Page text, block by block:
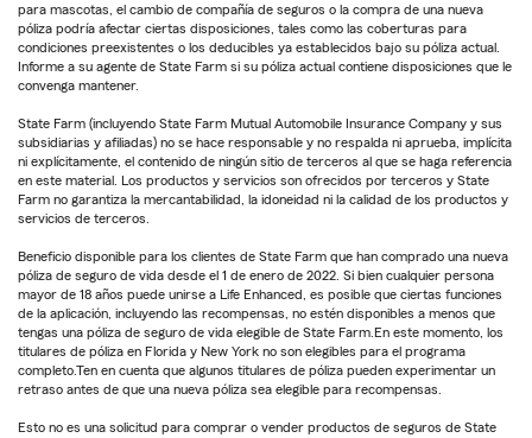
para mascotas, el cambio de compañía de seguros o la compra de una nueva
póliza podría afectar ciertas disposiciones, tales como las coberturas para
condiciones preexistentes o los deducibles ya establecidos bajo su póliza actual.
Informe a su agente de State Farm si su póliza actual contiene disposiciones que le
convenga mantener.
State Farm (incluyendo State Farm Mutual Automobile Insurance Company y sus
subsidiarias y afiliadas) no se hace responsable y no respalda ni aprueba, implícita
ni explícitamente, el contenido de ningún sitio de terceros al que se haga referencia
en este material. Los productos y servicios son ofrecidos por terceros y State
Farm no garantiza la mercantabilidad, la idoneidad ni la calidad de los productos y
servicios de terceros.
Beneficio disponible para los clientes de State Farm que han comprado una nueva
póliza de seguro de vida desde el 1 de enero de 2022. Si bien cualquier persona
mayor de 18 años puede unirse a Life Enhanced, es posible que ciertas funciones
de la aplicación, incluyendo las recompensas, no estén disponibles a menos que
tengas una póliza de seguro de vida elegible de State Farm.En este momento, los
titulares de póliza en Florida y New York no son elegibles para el programa
completo.Ten en cuenta que algunos titulares de póliza pueden experimentar un
retraso antes de que una nueva póliza sea elegible para recompensas.
Esto no es una solicitud para comprar o vender productos de seguros de State